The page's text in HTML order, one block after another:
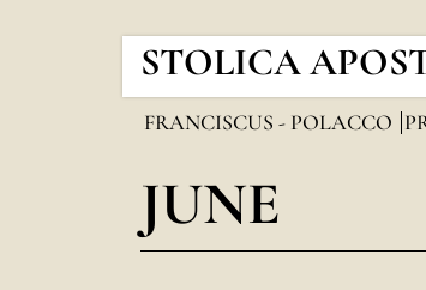
STOLICA
FRANCISCUS - POLACCO
JUNE